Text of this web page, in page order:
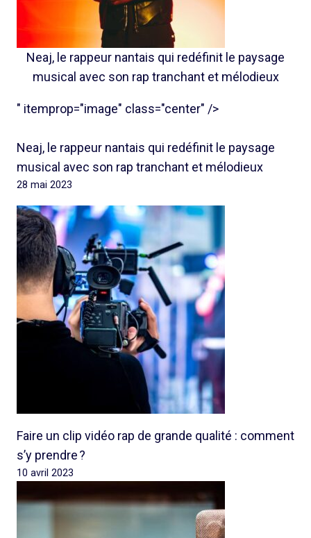
Neaj, le rappeur nantais qui redéfinit le paysage
musical avec son rap tranchant et mélodieux
" itemprop="image" class="center" />
Neaj, le rappeur nantais qui redéfinit le paysage
musical avec son rap tranchant et mélodieux
28 mai 2023
Faire un clip vidéo rap de grande qualité : comment
s’y prendre ?
10 avril 2023